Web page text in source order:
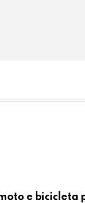
e bicicleta